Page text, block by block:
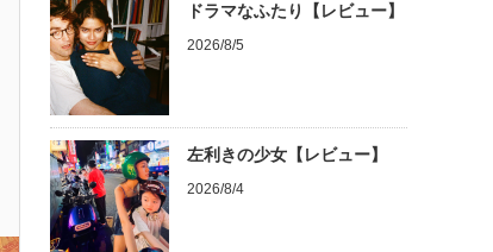
ドラマなふたり【レビュー】
2026/8/5
左利きの少女【レビュー】
2026/8/4